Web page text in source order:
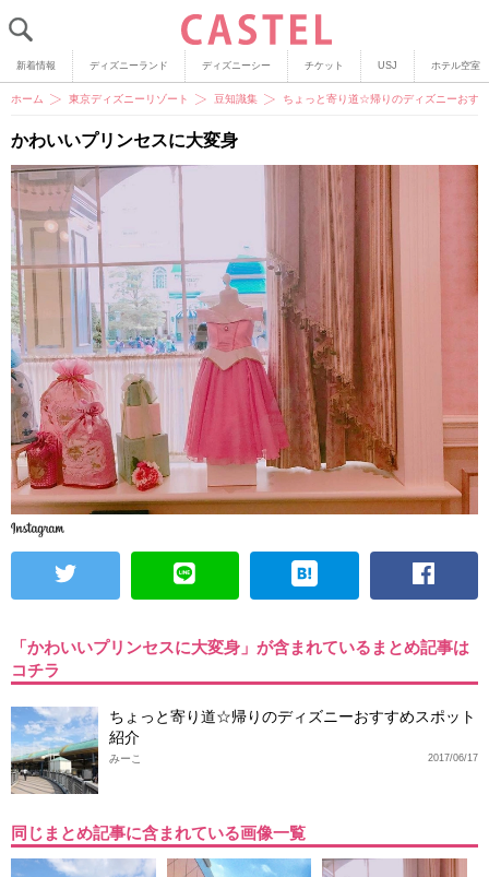
新着情報 ディズニーランド ディズニーシー チケット USJ ホテル空室
ホーム 東京ディズニーリゾート 豆知識集 ちょっと寄り道☆帰りのディズニーおす
かわいいプリンセスに大変身
「かわいいプリンセスに大変身」が含まれているまとめ記事は
コチラ
ちょっと寄り道☆帰りのディズニーおすすめスポット
紹介
2017/06/17
みーこ
同じまとめ記事に含まれている画像一覧